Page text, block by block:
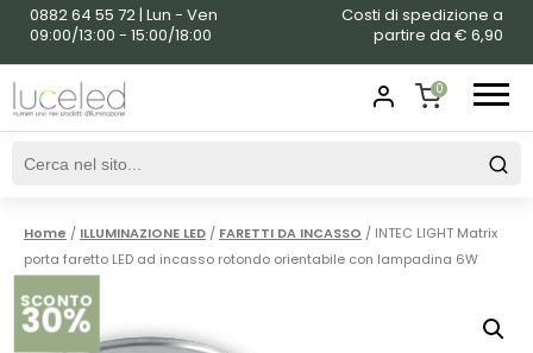
0882 64 55 72 | Lun - Ven
09:00/13:00 - 15:00/18:00
Costi di spedizione a
partire da € 6,90
0
SHOPPING
Home / ILLUMINAZIONE LED / FARETTI DA INCASSO / INTEC LIGHT Matrix
porta faretto LED ad incasso rotondo orientabile con lampadina 6W
SCONTO
30%